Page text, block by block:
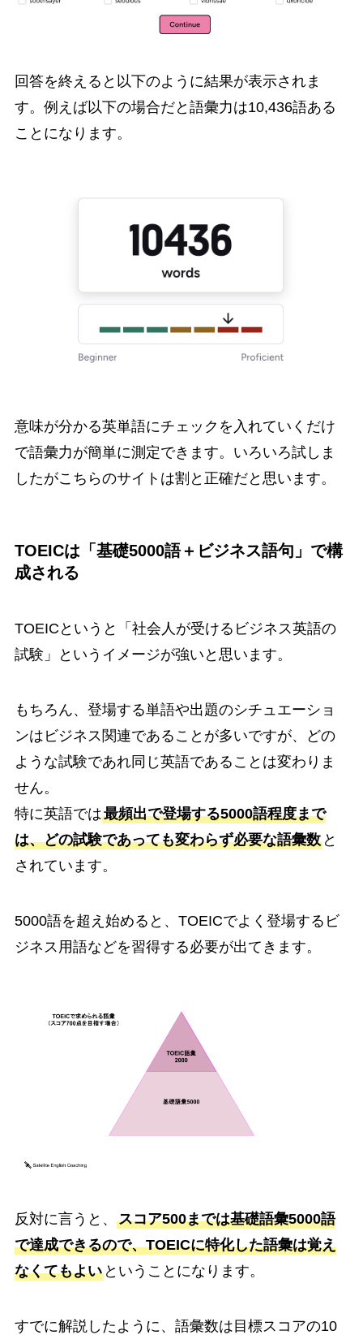
回答を終えると以下のように結果が表示されま
す。例えば以下の場合だと語彙力は10,436語ある
ことになります。
意味が分かる英単語にチェックを入れていくだけ
で語彙力が簡単に測定できます。いろいろ試しま
したがこちらのサイトは割と正確だと思います。
TOEICは「基礎5000語＋ビジネス語句」で構
成される
TOEICというと「社会人が受けるビジネス英語の
試験」というイメージが強いと思います。
もちろん、登場する単語や出題のシチュエーショ
ンはビジネス関連であることが多いですが、どの
ような試験であれ同じ英語であることは変わりま
せん。
特に英語では最頻出で登場する5000語程度まで
は、どの試験であっても変わらず必要な語彙数と
されています。
5000語を超え始めると、TOEICでよく登場するビ
ジネス用語などを習得する必要が出てきます。
反対に言うと、 スコア500までは基礎語彙5000語
で達成できるので、TOEICに特化した語彙は覚え
なくてもよいということになります。
すでに解説したように、語彙数は目標スコアの10